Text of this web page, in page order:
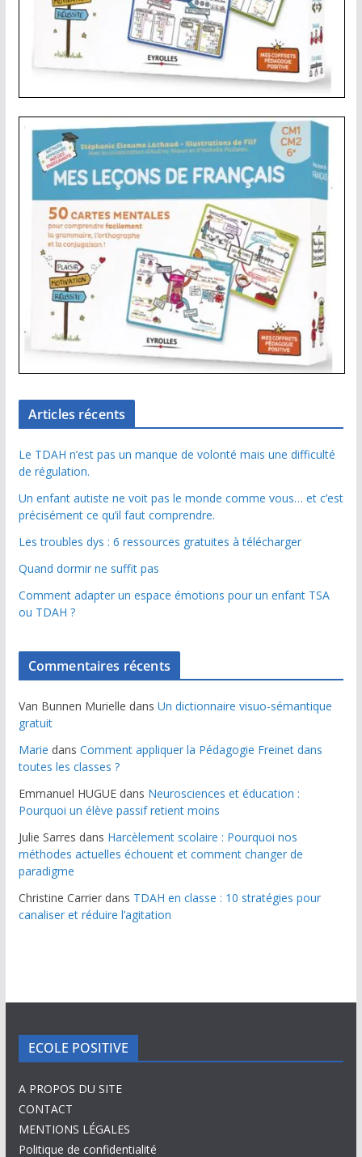
Articles récents
Le TDAH n’est pas un manque de volonté mais une difficulté
de régulation.
Un enfant autiste ne voit pas le monde comme vous… et c’est
précisément ce qu’il faut comprendre.
Les troubles dys : 6 ressources gratuites à télécharger
Quand dormir ne suffit pas
Comment adapter un espace émotions pour un enfant TSA
ou TDAH ?
Commentaires récents
Van Bunnen Murielle dans Un dictionnaire visuo-sémantique
gratuit
Marie dans Comment appliquer la Pédagogie Freinet dans
toutes les classes ?
Emmanuel HUGUEdans Neurosciences et éducation :
Pourquoi un élève passif retient moins
Julie Sarres dans Harcèlement scolaire : Pourquoi nos
méthodes actuelles échouent et comment changer de
paradigme
Christine Carrierdans TDAH en classe : 10 stratégies pour
canaliser et réduire l’agitation
ECOLE POSITIVE
A PROPOS DU SITE
CONTACT
MENTIONS LÉGALES
Politique de confidentialité